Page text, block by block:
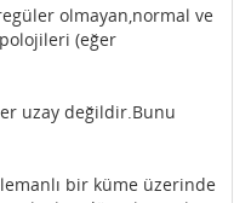
olmayan,normal ve
(eğer
uzay değildir.Bunu
bir küme üzerinde